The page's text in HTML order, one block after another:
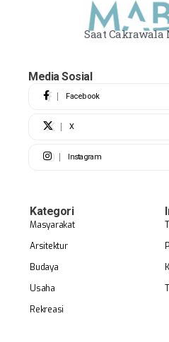
Saat Cakrawala
Media Sosial
Facebook
X
Instagram
Kategori
Masyarakat
Arsitektur
Budaya
Usaha
Rekreasi